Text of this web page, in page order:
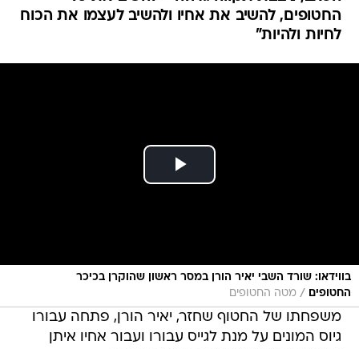
החטופים, להשיב את אחיו ולהשיב לעצמו את הכוח
לחיות ולהיות"
בווידאו: שורד השבי יאיר הורן במסר ראשון שהוקרן בכיכר
החטופים
/ מטה החטופים
משפחתו של החטוף שחזר, יאיר הורן, פתחה עבורו
גיוס המונים על מנת לגייס עבורו ועבור אחיו איתן